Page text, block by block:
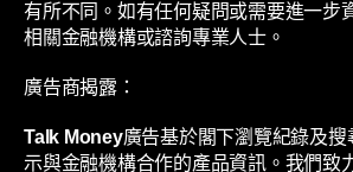
有所不同。如有任何疑問或需要進一步
相關金融機構或諮詢專業人士。
廣告商揭露：
Talk Money廣告基於閣下瀏覽紀錄及搜
示與金融機構合作的產品資訊。我們致